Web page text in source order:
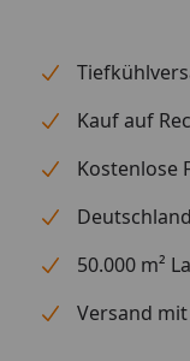
Kauf auf
Kostenlose
50.000 m²
Versand